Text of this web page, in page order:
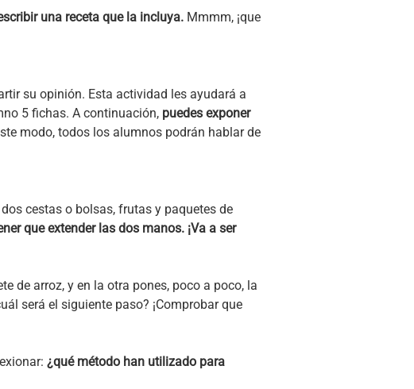
una receta que la incluya. Mmmm, ¡que
su opinión. Esta actividad les ayudará a
5 fichas. A continuación, puedes exponer
modo, todos los alumnos podrán hablar de
cestas o bolsas, frutas y paquetes de
que extender las dos manos. ¡Va a ser
de arroz, y en la otra pones, poco a poco, la
será el siguiente paso? ¡Comprobar que
¿qué método han utilizado para